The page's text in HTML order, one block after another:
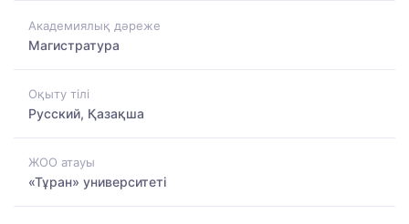
Академиялық дәреже
Магистратура
Оқыту тілі
Русский, Қазақша
ЖОО атауы
«Тұран» университеті